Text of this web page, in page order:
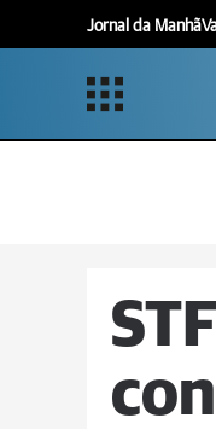
Jornal da Manhã